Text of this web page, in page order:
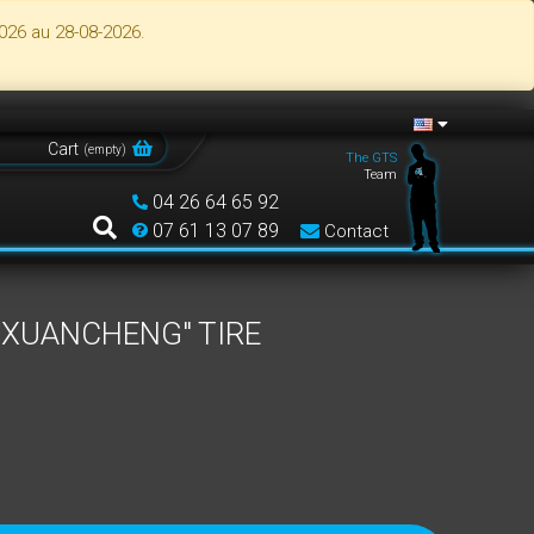
au 28-08-2026.
Cart (empty)
Contact
04 26 64 65 92
07 61 13 07 89
The GTS
Team
TIRE